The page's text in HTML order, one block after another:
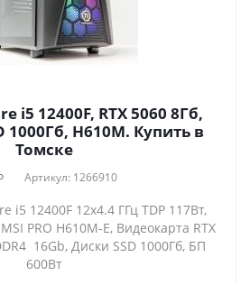
i5 12400F, RTX 5060 8Гб,
Томске
Артикул: 1266910
i5 12400F 12x4.4 ГГц TDP 117Вт,
PRO H610M-E, Видеокарта RTX
16Gb, Диски SSD 1000Гб, БП
600Вт